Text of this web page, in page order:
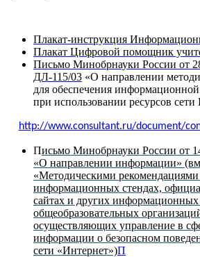
Плакат-инструкция
Плакат Цифровой помощник
Письмо Минобрнауки России от
ДЛ-115/03 «О направлении
для обеспечения информационной
при использовании ресурсов сети
http://www.consultant.ru/document/
Письмо Минобрнауки России от
«О направлении информации»
«Методическими
информационных стендах,
сайтах и других информационных
общеобразовательных
осуществляющих управление в
информации о безопасном
сети «Интернет»)П